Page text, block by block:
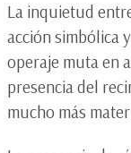
La inquietud
acción simbólica
operaje muta en
presencia del
mucho más